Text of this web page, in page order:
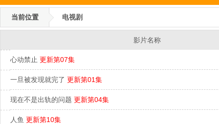
当前位置 电视剧
影片名称
心动禁止 更新第07集
一旦被发现就完了 更新第01集
现在不是出轨的问题 更新第04集
人鱼 更新第10集